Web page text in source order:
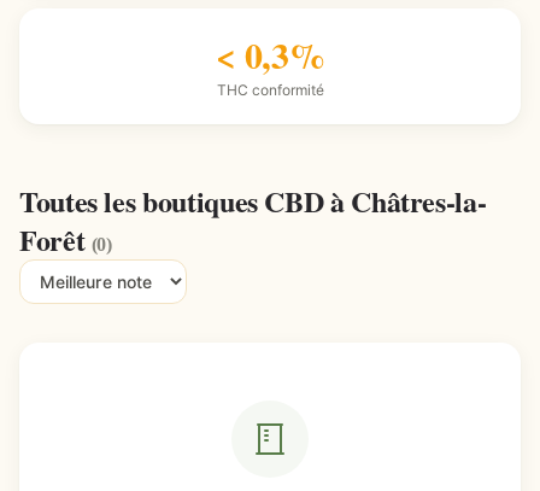
< 0,3%
THC conformité
Toutes les boutiques CBD à Châtres-la-
Forêt (0)